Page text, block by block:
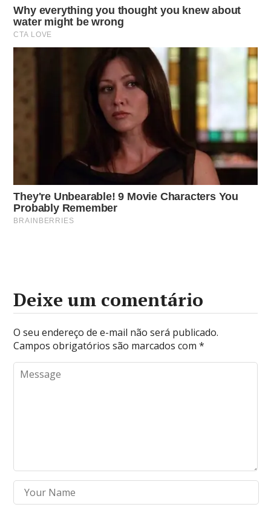
Deixe um comentário
O seu endereço de e-mail não será publicado.
Campos obrigatórios são marcados com*